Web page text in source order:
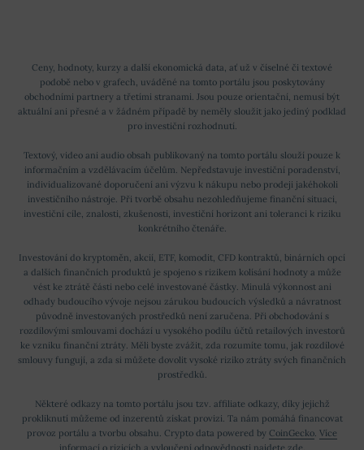
Ceny, hodnoty, kurzy a další ekonomická data, ať už v číselné či textové
podobě nebo v grafech, uváděné na tomto portálu jsou poskytovány
obchodními partnery a třetími stranami. Jsou pouze orientační, nemusí být
aktuální ani přesné a v žádném případě by neměly sloužit jako jediný podklad
pro investiční rozhodnutí.
Textový, video ani audio obsah publikovaný na tomto portálu slouží pouze k
informačním a vzdělávacím účelům. Nepředstavuje investiční poradenství,
individualizované doporučení ani výzvu k nákupu nebo prodeji jakéhokoli
investičního nástroje. Při tvorbě obsahu nezohledňujeme finanční situaci,
investiční cíle, znalosti, zkušenosti, investiční horizont ani toleranci k riziku
konkrétního čtenáře.
Investování do kryptoměn, akcií, ETF, komodit, CFD kontraktů, binárních opcí
a dalších finančních produktů je spojeno s rizikem kolísání hodnoty a může
vést ke ztrátě části nebo celé investované částky. Minulá výkonnost ani
odhady budoucího vývoje nejsou zárukou budoucích výsledků a návratnost
původně investovaných prostředků není zaručena. Při obchodování s
rozdílovými smlouvami dochází u vysokého podílu účtů retailových investorů
ke vzniku finanční ztráty. Měli byste zvážit, zda rozumíte tomu, jak rozdílové
smlouvy fungují, a zda si můžete dovolit vysoké riziko ztráty svých finančních
prostředků.
Některé odkazy na tomto portálu jsou tzv. affiliate odkazy, díky jejichž
prokliknutí můžeme od inzerentů získat provizi. Ta nám pomáhá financovat
provoz portálu a tvorbu obsahu. Crypto data powered by CoinGecko. Více